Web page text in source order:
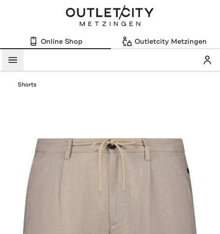
Online Shop Outletcity Metzingen
Menü
Shorts